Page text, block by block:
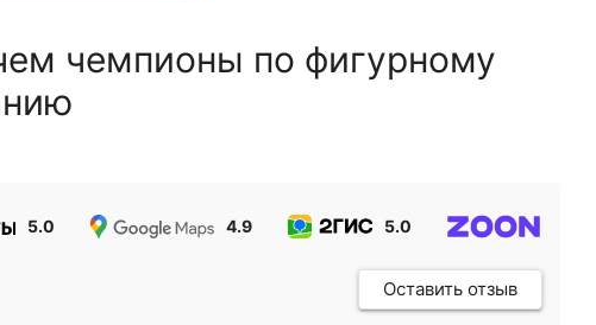
чемпионы по фигурному
5.0 4.9 5.0
Оставить отзыв